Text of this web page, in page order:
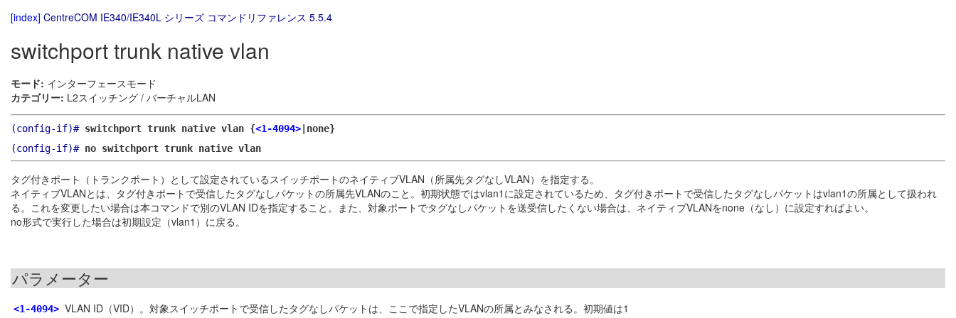
[index] CentreCOM IE340/IE340L シリーズ コマンドリファレンス 5.5.4
switchport trunk native vlan
モード: インターフェースモード
カテゴリー: L2スイッチング / バーチャルLAN
(config-if)# switchport trunk native vlan {<1-4094> |none}
(config-if)# no switchport trunk native vlan
タグ付きポート（トランクポート）として設定されているスイッチポートのネイティブVLAN（所属先タグなしVLAN）を指定する。
ネイティブVLANとは、タグ付きポートで受信したタグなしパケットの所属先VLANのこと。初期状態ではvlan1に設定されているため、タグ付きポートで受信したタグなしパケットはvlan1の所属として扱われ
る。これを変更したい場合は本コマンドで別のVLAN IDを指定すること。また、対象ポートでタグなしパケットを送受信したくない場合は、ネイティブVLANをnone（なし）に設定すればよい。
no形式で実行した場合は初期設定（vlan1）に戻る。
パラメーター
<1-4094> VLAN ID（VID）。対象スイッチポートで受信したタグなしパケットは、ここで指定したVLANの所属とみなされる。初期値は1